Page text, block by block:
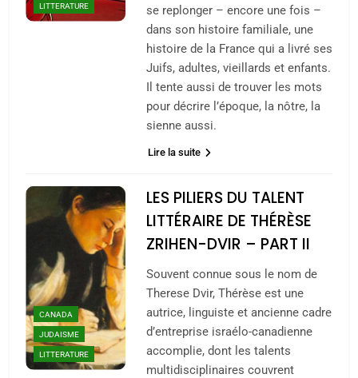
LITTERATURE
se replonger – encore une fois –
dans son histoire familiale, une
histoire de la France qui a livré ses
Juifs, adultes, vieillards et enfants.
Il tente aussi de trouver les mots
pour décrire l’époque, la nôtre, la
sienne aussi.
Lire la suite
CANADA
JUDAISME
LITTERATURE
LES PILIERS DU TALENT
LITTÉRAIRE DE THÉRÈSE
ZRIHEN-DVIR – PART II
Souvent connue sous le nom de
Therese Dvir, Thérèse est une
autrice, linguiste et ancienne cadre
d’entreprise israélo-canadienne
accomplie, dont les talents
multidisciplinaires couvrent